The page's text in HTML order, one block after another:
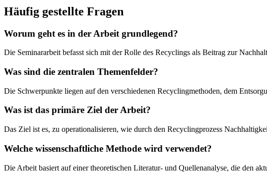
Häufig gestellte Fragen
Worum geht es in der Arbeit grundlegend?
Die Seminararbeit befasst sich mit der Rolle des Recyclings als Beitrag zur
Was sind die zentralen Themenfelder?
Die Schwerpunkte liegen auf den verschiedenen Recyclingmethoden, dem
Was ist das primäre Ziel der Arbeit?
Das Ziel ist es, zu operationalisieren, wie durch den Recyclingprozess
Welche wissenschaftliche Methode wird verwendet?
Die Arbeit basiert auf einer theoretischen Literatur- und Quellenanalyse, die den